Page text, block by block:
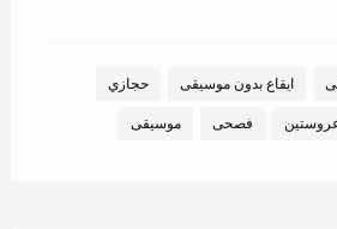
ايقاع بدون موسيقى حجازي
فصحى موسيقى